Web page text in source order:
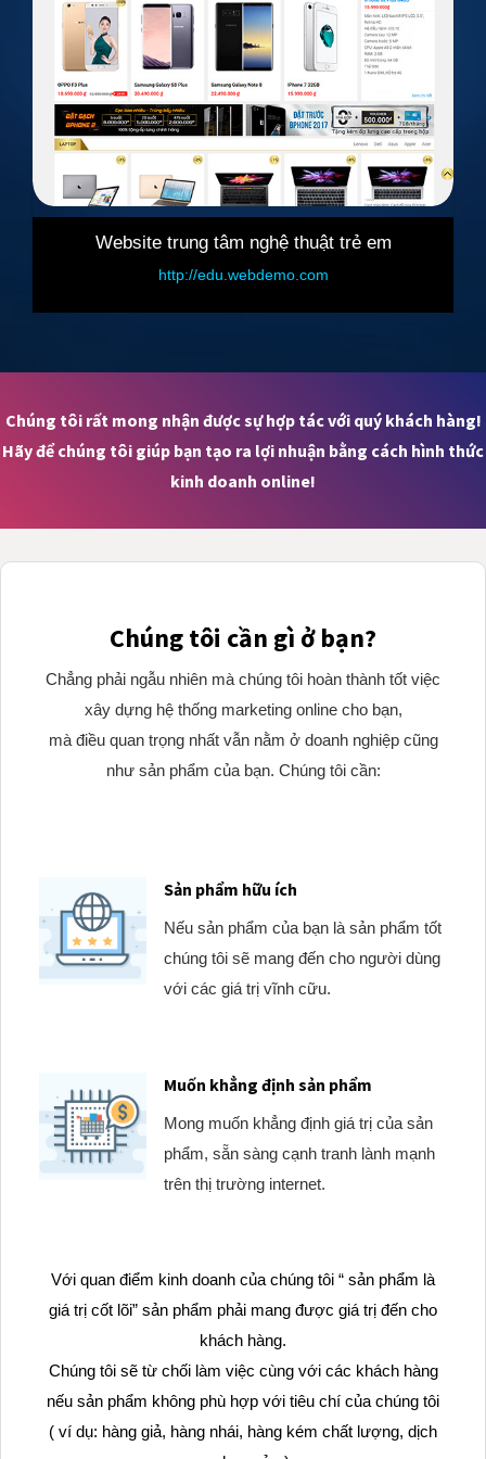
trung tâm nghệ thuật trẻ em
http://edu.webdemo.com
Chúng tôi rất mong nhận được sự hợp tác với quý khách hàng!
Hãy để chúng tôi giúp bạn tạo ra lợi nhuận bằng cách hình thức
kinh doanh online!
Chúng tôi cần gì ở bạn?
Chẳng phải ngẫu nhiên mà chúng tôi hoàn thành tốt việc
xây dựng hệ thống marketing online cho bạn,
mà điều quan trọng nhất vẫn nằm ở doanh nghiệp cũng
như sản phẩm của bạn. Chúng tôi cần:
Sản phẩm hữu ích
Nếu sản phẩm của bạn là sản phẩm tốt
chúng tôi sẽ mang đến cho người dùng
với các giá trị vĩnh cữu.
Muốn khẳng định sản phẩm
Mong muốn khẳng định giá trị của sản
phẩm, sẵn sàng cạnh tranh lành mạnh
trên thị trường internet.
Với quan điểm kinh doanh của chúng tôi “ sản phẩm là
giá trị cốt lõi” sản phẩm phải mang được giá trị đến cho
khách hàng.
Chúng tôi sẽ từ chối làm việc cùng với các khách hàng
nếu sản phẩm không phù hợp với tiêu chí của chúng tôi
( ví dụ: hàng giả, hàng nhái, hàng kém chất lượng, dịch